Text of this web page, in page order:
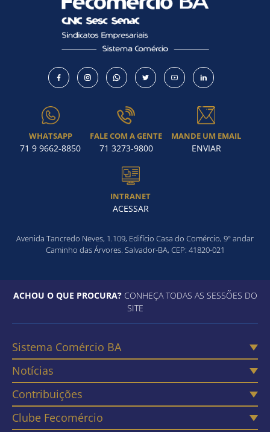
WHATSAPP
71 9 9662-8850
FALE COM A GENTE
71 3273-9800
MANDE UM EMAIL
ENVIAR
INTRANET
ACESSAR
Avenida Tancredo Neves, 1.109, Edifício Casa do Comércio, 9º andar
Caminho das Árvores. Salvador-BA, CEP: 41820-021
ACHOU O QUE PROCURA?CONHEÇA TODAS AS SESSÕES DO
SITE
Sistema Comércio BA
Notícias
Contribuições
Clube Fecomércio